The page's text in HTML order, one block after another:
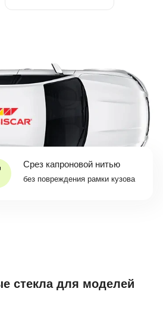
Срез капроновой нитью
без повреждения рамки кузова
стекла для моделей